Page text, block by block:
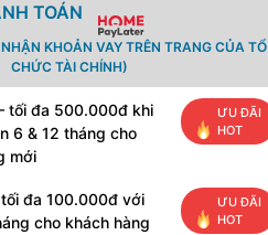
TOÁN
KHOẢN VAY TRÊN TRANG CỦA TỔ
CHỨC TÀI CHÍNH)
tối đa 500.000đ khi
6 & 12 tháng cho
mới
ƯU ĐÃI
HOT
tối đa 100.000đ với
cho khách hàng
ƯU ĐÃI
HOT